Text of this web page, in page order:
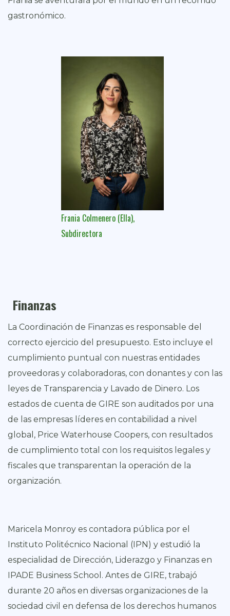
gastronómico.
Frania Colmenero (Ella),
Subdirectora
Finanzas
La Coordinación de Finanzas es responsable del
correcto ejercicio del presupuesto. Esto incluye el
cumplimiento puntual con nuestras entidades
proveedoras y colaboradoras, con donantes y con las
leyes de Transparencia y Lavado de Dinero. Los
estados de cuenta de GIRE son auditados por una
de las empresas líderes en contabilidad a nivel
global, Price Waterhouse Coopers, con resultados
de cumplimiento total con los requisitos legales y
fiscales que transparentan la operación de la
organización.
Maricela Monroy es contadora pública por el
Instituto Politécnico Nacional (IPN) y estudió la
especialidad de Dirección, Liderazgo y Finanzas en
IPADE Business School. Antes de GIRE, trabajó
durante 20 años en diversas organizaciones de la
sociedad civil en defensa de los derechos humanos